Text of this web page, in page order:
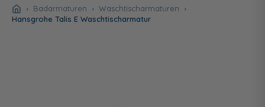
Badarmaturen
Waschtischarmaturen
Hansgrohe Talis E Waschtischarmatur